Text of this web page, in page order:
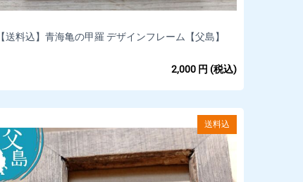
【送料込】青海亀の甲羅 デザインフレーム【父島】
2,000 円 (税込)
送料込